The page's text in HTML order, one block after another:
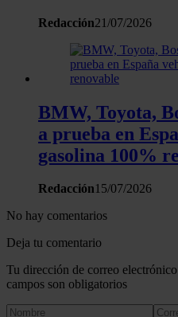
Redacción21/07/2026
BMW, Toyota,
a prueba en
gasolina 100%
Redacción15/07/2026
No hay comentarios
Deja tu comentario
Tu dirección de correo
campos son obligatorios